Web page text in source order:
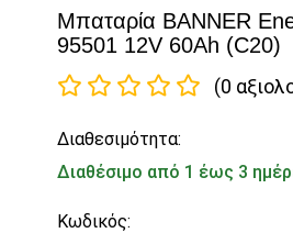
Μπαταρία BANNER
95501 12V 60Ah (C20)
(0
Διαθεσιμότητα:
Διαθέσιμο από 1 έως 3
Κωδικός: